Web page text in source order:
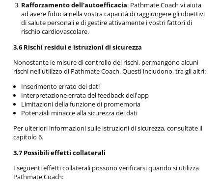
Rafforzamento dell'autoefficacia: Pathmate Coach vi aiuta
ad avere fiducia nella vostra capacità di raggiungere gli obiettivi
di salute personali e di gestire attivamente i vostri fattori di
rischio cardiovascolare.
3.6 Rischi residui e istruzioni di sicurezza
Nonostante le misure di controllo dei rischi, permangono alcuni
rischi nell'utilizzo di Pathmate Coach. Questi includono, tra gli altri:
Inserimento errato dei dati
Interpretazione errata del feedback dell'app
Limitazioni della funzione di promemoria
Potenziali minacce alla sicurezza dei dati
Per ulteriori informazioni sulle istruzioni di sicurezza, consultate il
capitolo 6.
3.7 Possibili effetti collaterali
I seguenti effetti collaterali possono verificarsi quando si utilizza
Pathmate Coach: